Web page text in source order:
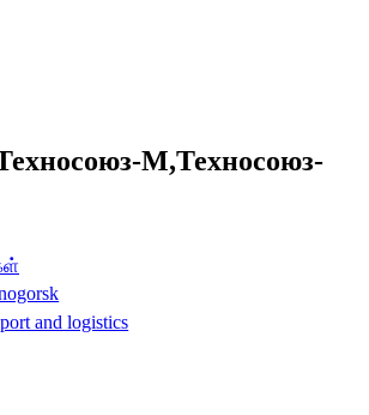
М,Техносоюз-
and logistics